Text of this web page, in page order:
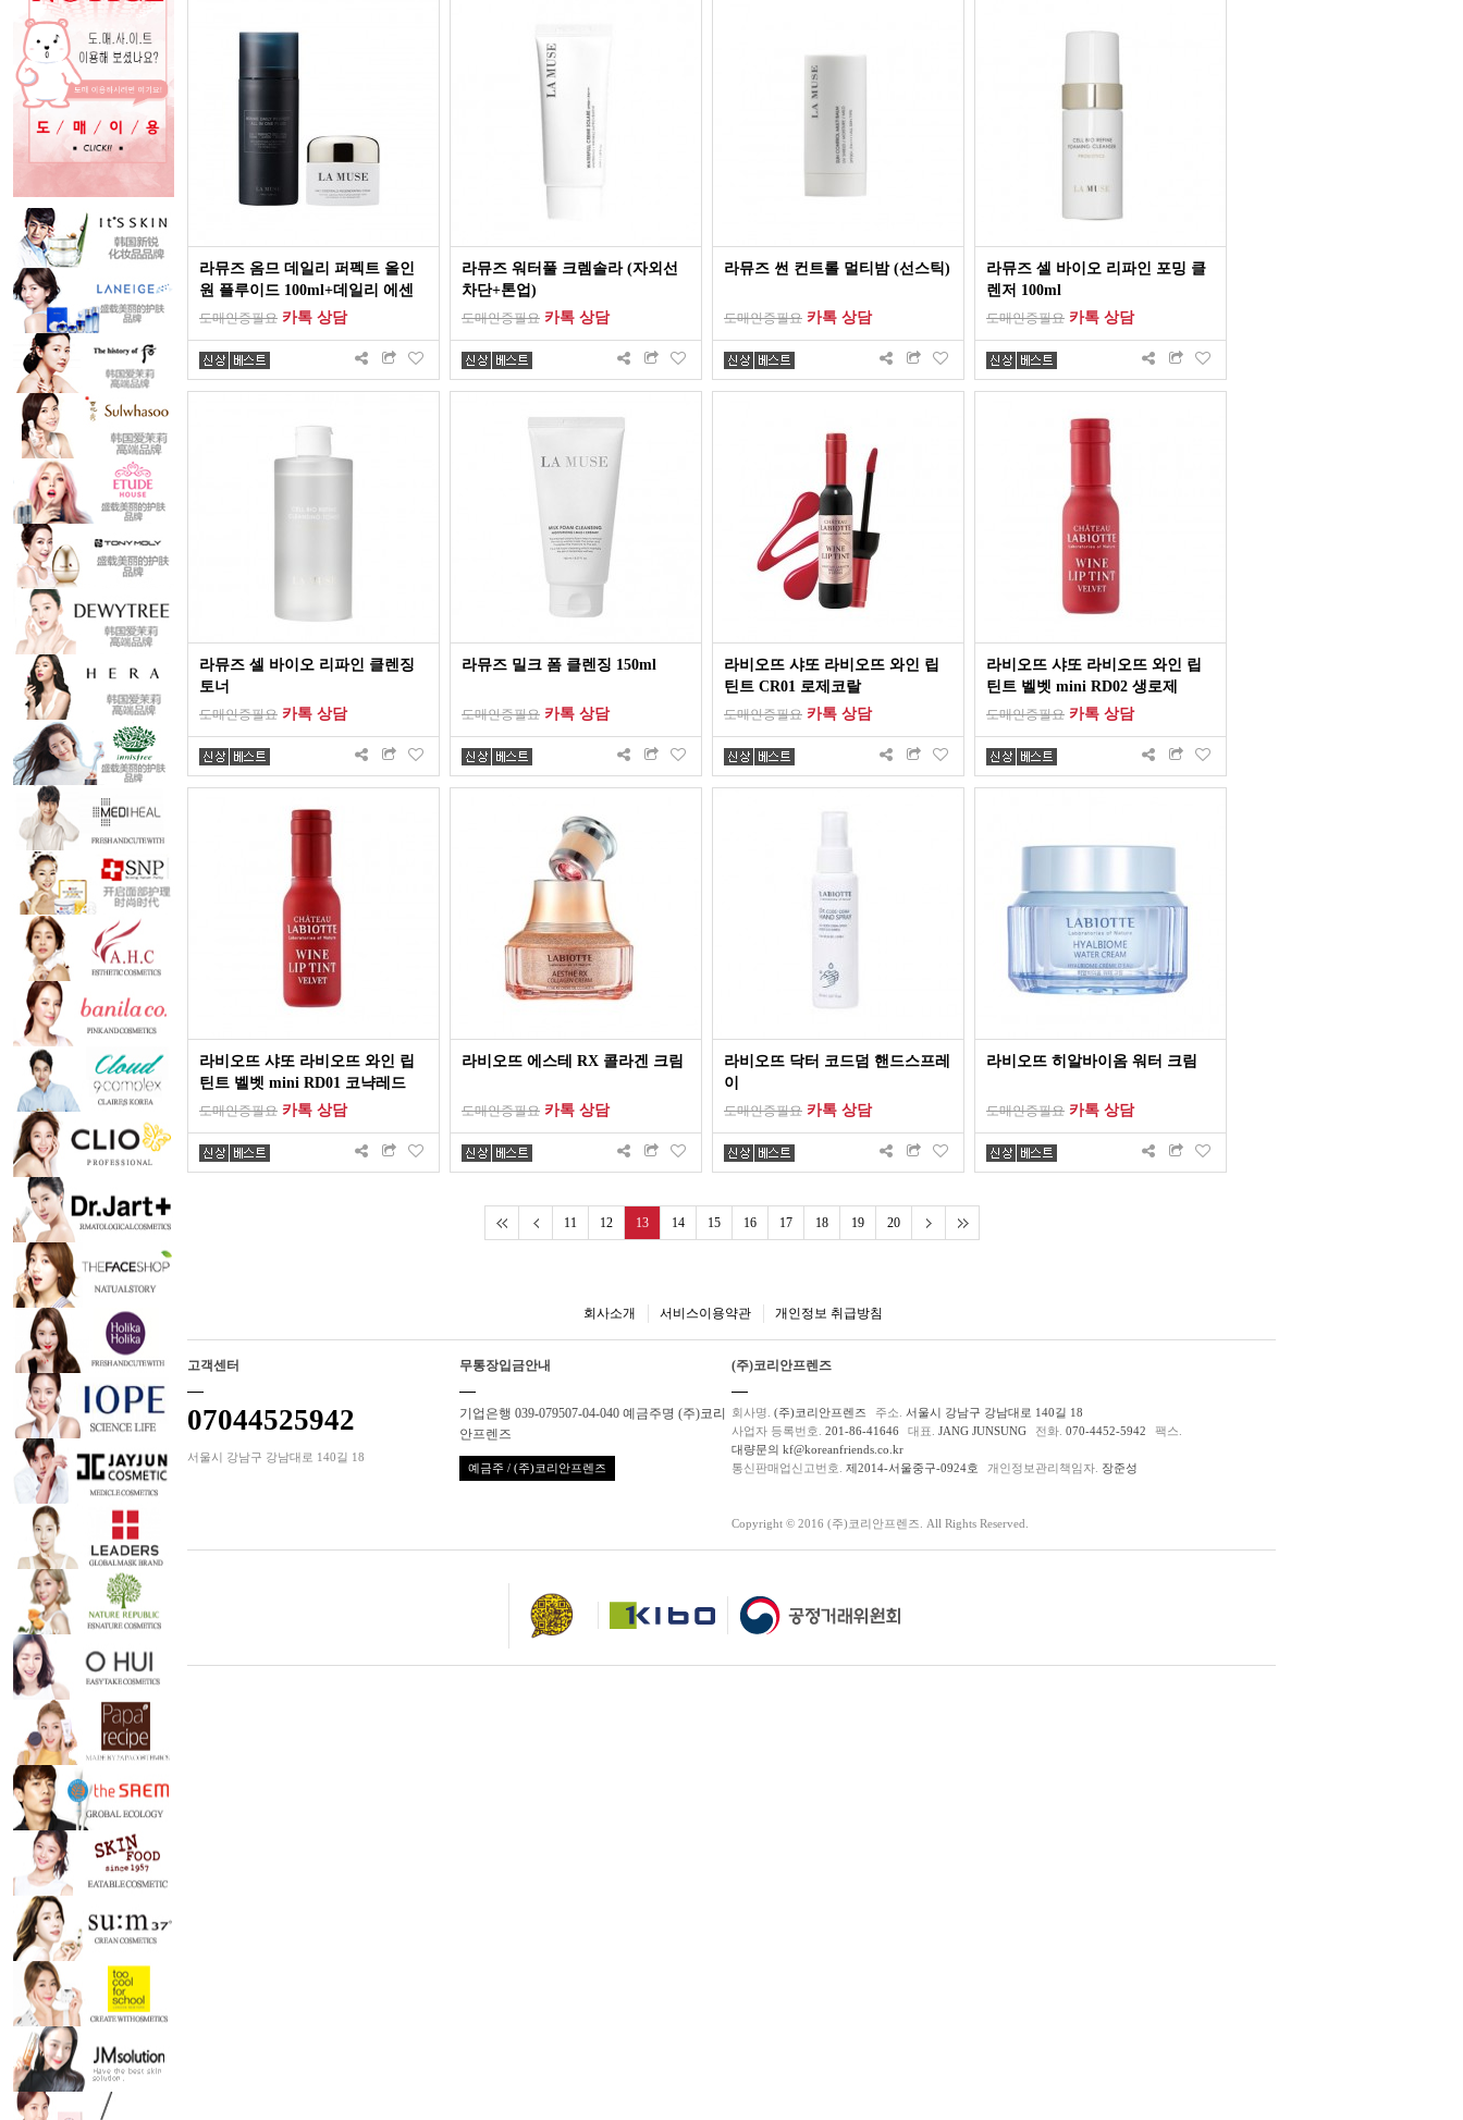
라뮤즈 옴므 데일리 퍼펙트 올인
원 플루이드 100ml+데일리 에센
셜스 리제너레이팅 크림 50ml
도매인증필요 카톡 상담
라뮤즈 워터풀 크렘솔라 (자외선
차단+톤업)
도매인증필요 카톡 상담
라뮤즈 썬 컨트롤 멀티밤 (선스틱)
도매인증필요 카톡 상담
라뮤즈 셀 바이오 리파인 포밍 클
렌저 100ml
도매인증필요 카톡 상담
라뮤즈 셀 바이오 리파인 클렌징
토너
도매인증필요 카톡 상담
라뮤즈 밀크 폼 클렌징 150ml
도매인증필요 카톡 상담
라비오뜨 샤또 라비오뜨 와인 립
틴트 CR01 로제코랄
도매인증필요 카톡 상담
라비오뜨 샤또 라비오뜨 와인 립
틴트 벨벳 mini RD02 생로제
도매인증필요 카톡 상담
라비오뜨 샤또 라비오뜨 와인 립
틴트 벨벳 mini RD01 코냑레드
도매인증필요 카톡 상담
라비오뜨 에스테 RX 콜라겐 크림
도매인증필요 카톡 상담
라비오뜨 닥터 코드덤 핸드스프레
이
도매인증필요 카톡 상담
라비오뜨 히알바이옴 워터 크림
도매인증필요 카톡 상담
11 12 13 14 15 16 17 18 19 20
회사소개 서비스이용약관 개인정보 취급방침
고객센터
07044525942
서울시 강남구 강남대로 140길 18
무통장입금안내
기업은행 039-079507-04-040 예금주명 (주)코리
안프렌즈
예금주 / (주)코리안프렌즈
(주)코리안프렌즈
회사명. (주)코리안프렌즈 주소. 서울시 강남구 강남대로 140길 18
사업자 등록번호. 201-86-41646 대표. JANG JUNSUNG 전화. 070-4452-5942
팩스.
대량문의 kf@koreanfriends.co.kr
통신판매업신고번호. 제2014-서울중구-0924호 개인정보관리책임자. 장준성
Copyright © 2016 (주)코리안프렌즈. All Rights Reserved.